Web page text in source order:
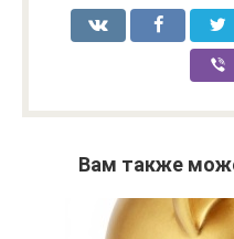
Вам также